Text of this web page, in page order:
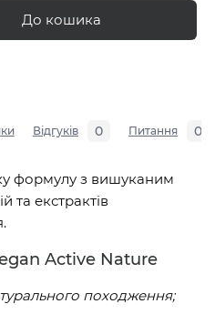
До кошика
Відгуків 0 Питання 0
формулу з вишуканим
та екстрактів
Active Nature
походження;